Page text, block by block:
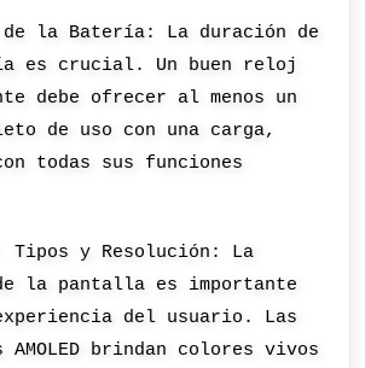
de la Batería: La duración de
es crucial. Un buen reloj
debe ofrecer al menos un
de uso con una carga,
todas sus funciones
Tipos y Resolución: La
la pantalla es importante
del usuario. Las
brindan colores vivos